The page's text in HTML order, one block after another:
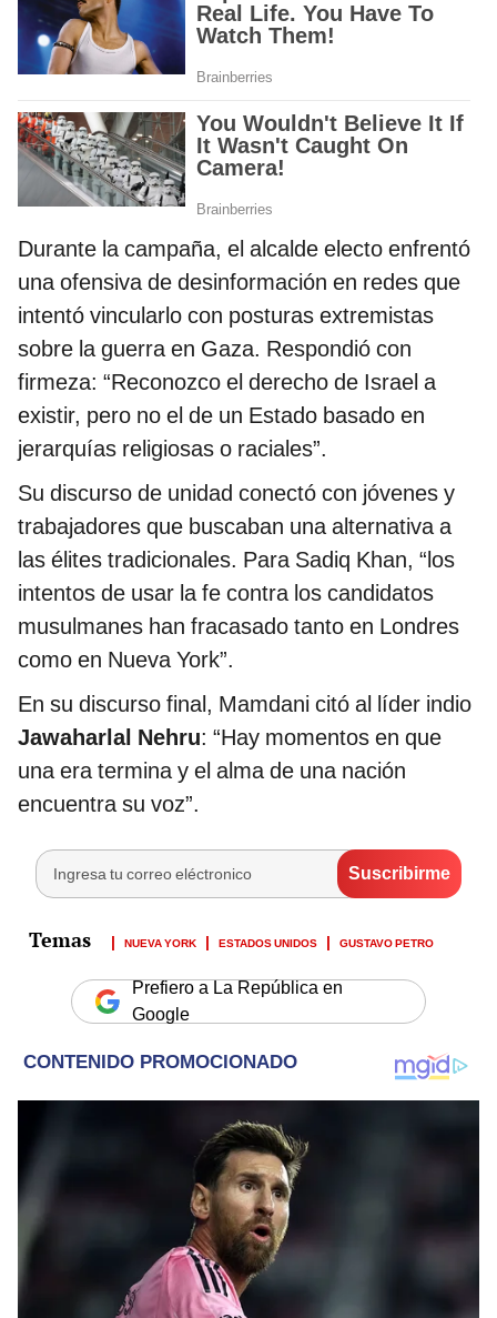
Durante la campaña, el alcalde electo enfrentó
una ofensiva de desinformación en redes que
intentó vincularlo con posturas extremistas
sobre la guerra en Gaza. Respondió con
firmeza: “Reconozco el derecho de Israel a
existir, pero no el de un Estado basado en
jerarquías religiosas o raciales”.
Su discurso de unidad conectó con jóvenes y
trabajadores que buscaban una alternativa a
las élites tradicionales. Para Sadiq Khan, “los
intentos de usar la fe contra los candidatos
musulmanes han fracasado tanto en Londres
como en Nueva York”.
En su discurso final, Mamdani citó al líder indio
Jawaharlal Nehru: “Hay momentos en que
una era termina y el alma de una nación
encuentra su voz”.
NUEVA YORK ESTADOS UNIDOS GUSTAVO PETRO
Prefiero a La República en
Google